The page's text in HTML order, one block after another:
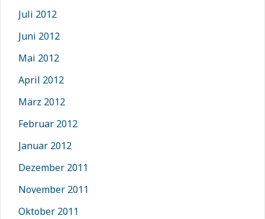
Juli 2012
Juni 2012
Mai 2012
April 2012
März 2012
Februar 2012
Januar 2012
Dezember 2011
November 2011
Oktober 2011